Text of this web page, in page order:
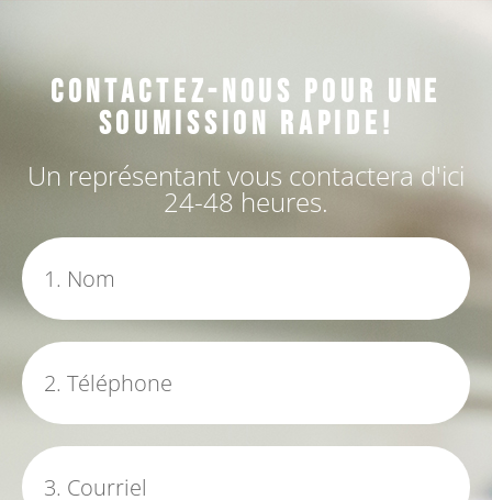
Contactez-nous pour une
soumission rapide!
Un représentant vous contactera d'ici
24-48 heures.